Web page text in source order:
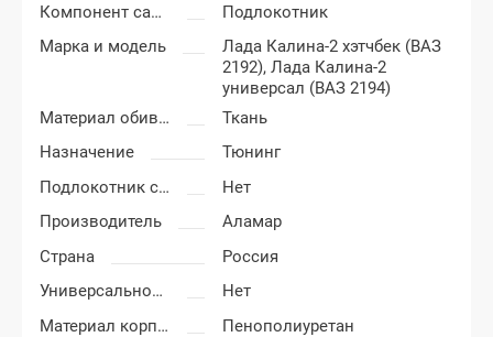
Компонент салона
Подлокотник
Марка и модель
Лада Калина-2 хэтчбек (ВАЗ
2192),Лада Калина-2
универсал (ВАЗ 2194)
Материал обивки подлокотника
Ткань
Назначение
Тюнинг
Подлокотник с бардачком
Нет
Производитель
Аламар
Страна
Россия
Универсальность подлокотника
Нет
Материал корпуса подлокотника
Пенополиуретан